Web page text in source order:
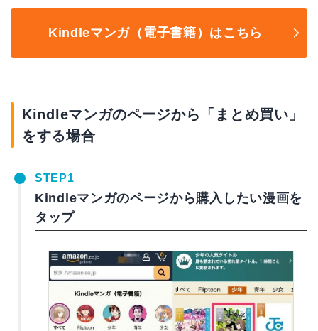
Kindleマンガ（電子書籍）はこちら
Kindleマンガのページから「まとめ買い」
をする場合
STEP1
Kindleマンガのページから購入したい漫画を
タップ